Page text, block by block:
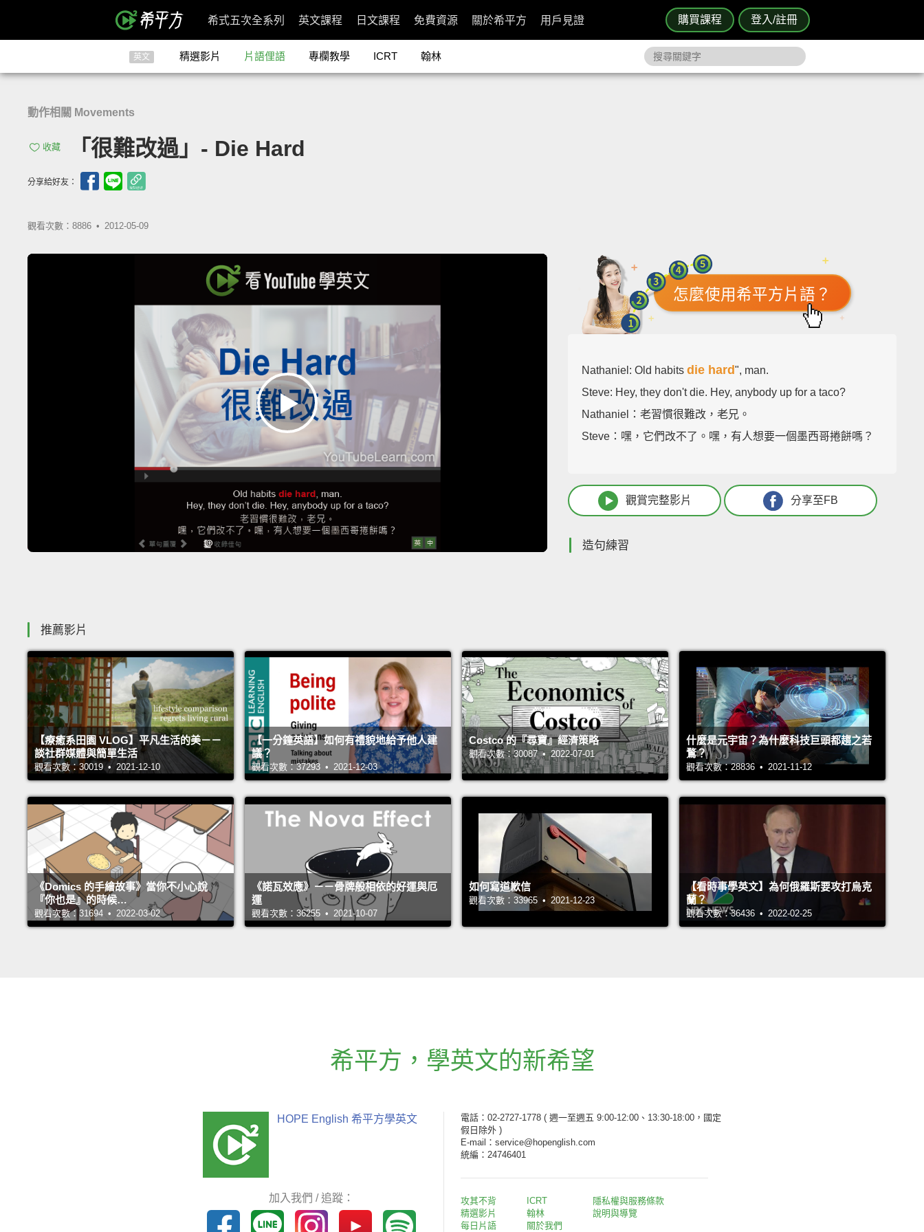
購買課程 登入/註冊
希式五次全系列 英文課程 日文課程 免費資源 關於希平方 用戶見證
英文 精選影片 片語俚語 專欄教學 ICRT 翰林
動作相關 Movements
收藏 「很難改過」- Die Hard
分享給好友：
觀看次數：8886 • 2012-05-09
怎麼使用希平方片語？
Nathaniel: Old habitsdie hard", man.
Steve: Hey, they don't die. Hey, anybody up for a taco?
Nathaniel：老習慣很難改，老兄。
Steve：嘿，它們改不了。嘿，有人想要一個墨西哥捲餅嗎？
觀賞完整影片 分享至FB
造句練習
推薦影片
【療癒系田園 VLOG】平凡生活的美－－
談社群媒體與簡單生活
觀看次數：30019 • 2021-12-10
【一分鐘英語】如何有禮貌地給予他人建
議？
觀看次數：37293 • 2021-12-03
Costco 的『尋寶』經濟策略
觀看次數：30087 • 2022-07-01
什麼是元宇宙？為什麼科技巨頭都趨之若
鶩？
觀看次數：28836 • 2021-11-12
《Domics 的手繪故事》當你不小心說
『你也是』的時候…
觀看次數：31694 • 2022-03-02
《諾瓦效應》－－骨牌般相依的好運與厄
運
觀看次數：36255 • 2021-10-07
如何寫道歉信
觀看次數：33965 • 2021-12-23
【看時事學英文】為何俄羅斯要攻打烏克
蘭？
觀看次數：36436 • 2022-02-25
希平方 ， 學英文的新希望
HOPE English 希平方學英文
加入我們 / 追蹤：
電話：02-2727-1778 ( 週一至週五 9:00-12:00、13:30-18:00，國定
假日除外 )
E-mail：service@hopenglish.com
統編：24746401
攻其不背
精選影片
每日片語
ICRT
翰林
關於我們
隱私權與服務條款
說明與導覽